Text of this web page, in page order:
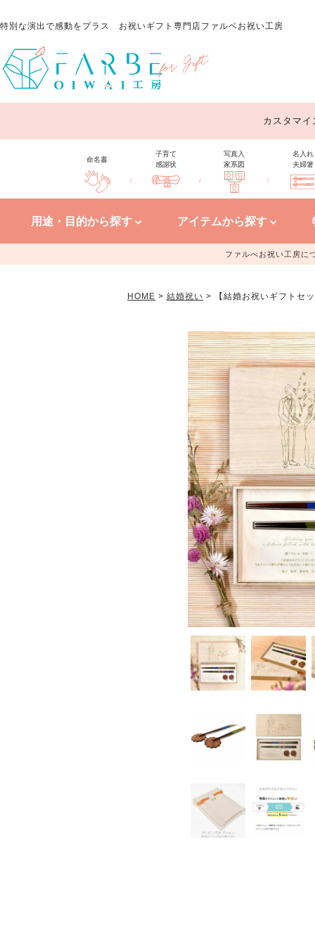
特別な演出で感動をプラス お祝いギフト専門店ファルベお祝い工房
カスタマ
命名書
/
子育て
感謝状
/
写真入
家系図
/
名入れ
夫婦箸
用途・目的から探す アイテムから探す
ファルべお祝い工房に
HOME 結婚祝い 【結婚お祝いギフトセ